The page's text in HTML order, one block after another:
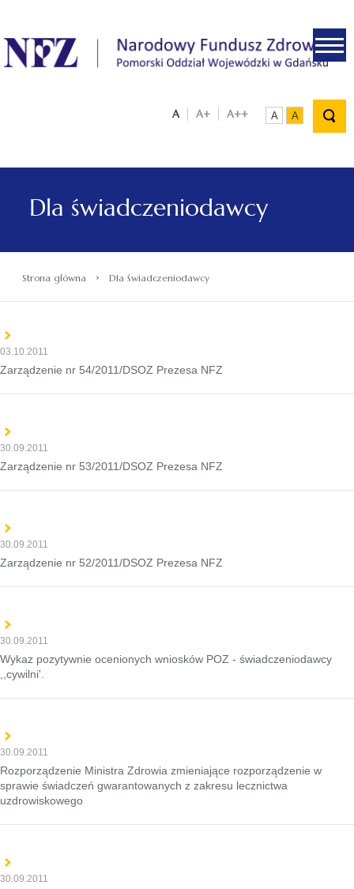
.
A A+ A++ A A
Dla świadczeniodawcy
Strona główna › Dla świadczeniodawcy
03.10.2011
Zarządzenie nr 54/2011/DSOZ Prezesa NFZ
30.09.2011
Zarządzenie nr 53/2011/DSOZ Prezesa NFZ
30.09.2011
Zarządzenie nr 52/2011/DSOZ Prezesa NFZ
30.09.2011
Wykaz pozytywnie ocenionych wniosków POZ - świadczeniodawcy
,,cywilni'.
30.09.2011
Rozporządzenie Ministra Zdrowia zmieniające rozporządzenie w
sprawie świadczeń gwarantowanych z zakresu lecznictwa
uzdrowiskowego
30.09.2011